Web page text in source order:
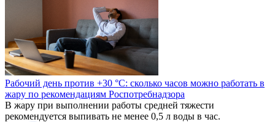
Рабочий день против +30 °C: сколько часов можно работать в
жару по рекомендациям Роспотребнадзора
В жару при выполнении работы средней тяжести
рекомендуется выпивать не менее 0,5 л воды в час.